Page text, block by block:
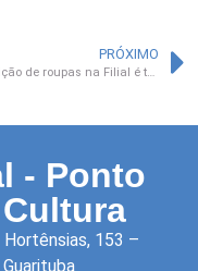
PRÓXIMO
Distribuição de roupas na Filial é tema de reportagem
- Ponto
Hortênsias, 153 –
Guarituba